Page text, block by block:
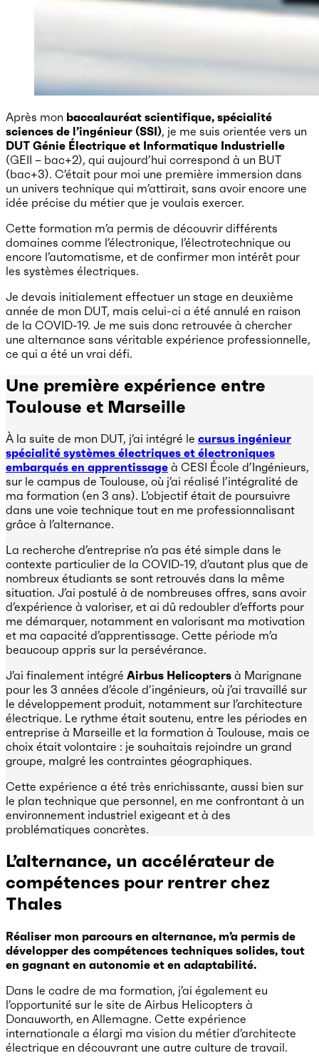
Après mon baccalauréat scientifique, spécialité
sciences de l’ingénieur (SSI), je me suis orientée vers un
DUT Génie Électrique et Informatique Industrielle
(GEII – bac+2), qui aujourd’hui correspond à un BUT
(bac+3). C’était pour moi une première immersion dans
un univers technique qui m’attirait, sans avoir encore une
idée précise du métier que je voulais exercer.
Cette formation m’a permis de découvrir différents
domaines comme l’électronique, l’électrotechnique ou
encore l’automatisme, et de confirmer mon intérêt pour
les systèmes électriques.
Je devais initialement effectuer un stage en deuxième
année de mon DUT, mais celui-ci a été annulé en raison
de la COVID-19. Je me suis donc retrouvée à chercher
une alternance sans véritable expérience professionnelle,
ce qui a été un vrai défi.
Une première expérience entre
Toulouse et Marseille
À la suite de mon DUT, j’ai intégré le cursus ingénieur
spécialité systèmes électriques et électroniques
embarqués en apprentissage à CESI École d’Ingénieurs,
sur le campus de Toulouse, où j’ai réalisé l’intégralité de
ma formation (en 3 ans). L’objectif était de poursuivre
dans une voie technique tout en me professionnalisant
grâce à l’alternance.
La recherche d’entreprise n’a pas été simple dans le
contexte particulier de la COVID-19, d’autant plus que de
nombreux étudiants se sont retrouvés dans la même
situation. J’ai postulé à de nombreuses offres, sans avoir
d’expérience à valoriser, et ai dû redoubler d’efforts pour
me démarquer, notamment en valorisant ma motivation
et ma capacité d’apprentissage. Cette période m’a
beaucoup appris sur la persévérance.
J’ai finalement intégré Airbus Helicopters à Marignane
pour les 3 années d’école d’ingénieurs, où j’ai travaillé sur
le développement produit, notamment sur l’architecture
électrique. Le rythme était soutenu, entre les périodes en
entreprise à Marseille et la formation à Toulouse, mais ce
choix était volontaire : je souhaitais rejoindre un grand
groupe, malgré les contraintes géographiques.
Cette expérience a été très enrichissante, aussi bien sur
le plan technique que personnel, en me confrontant à un
environnement industriel exigeant et à des
problématiques concrètes.
L’alternance, un accélérateur de
compétences pour rentrer chez
Thales
Réaliser mon parcours en alternance, m’a permis de
développer des compétences techniques solides, tout
en gagnant en autonomie et en adaptabilité.
Dans le cadre de ma formation, j’ai également eu
l’opportunité sur le site de Airbus Helicopters à
Donauworth, en Allemagne. Cette expérience
internationale a élargi ma vision du métier d’architecte
électrique en découvrant une autre culture de travail.